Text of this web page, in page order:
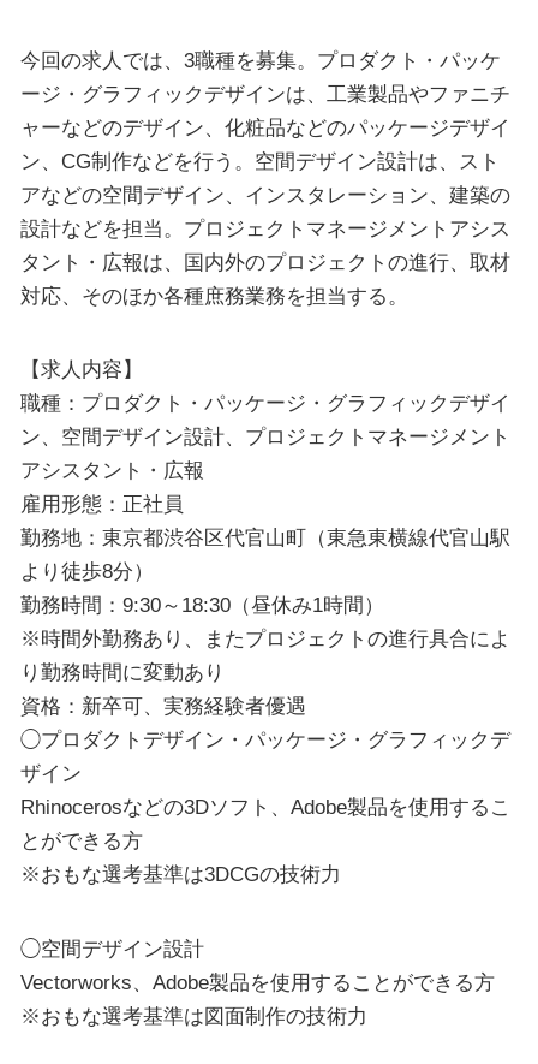
今回の求人では、3職種を募集。プロダクト・パッケ
ージ・グラフィックデザインは、工業製品やファニチ
ャーなどのデザイン、化粧品などのパッケージデザイ
ン、CG制作などを行う。空間デザイン設計は、スト
アなどの空間デザイン、インスタレーション、建築の
設計などを担当。プロジェクトマネージメントアシス
タント・広報は、国内外のプロジェクトの進行、取材
対応、そのほか各種庶務業務を担当する。
【求人内容】
職種：プロダクト・パッケージ・グラフィックデザイ
ン、空間デザイン設計、プロジェクトマネージメント
アシスタント・広報
雇用形態：正社員
勤務地：東京都渋谷区代官山町（東急東横線代官山駅
より徒歩8分）
勤務時間：9:30～18:30（昼休み1時間）
※時間外勤務あり、またプロジェクトの進行具合によ
り勤務時間に変動あり
資格：新卒可、実務経験者優遇
◯プロダクトデザイン・パッケージ・グラフィックデ
ザイン
Rhinocerosなどの3Dソフト、Adobe製品を使用するこ
とができる方
※おもな選考基準は3DCGの技術力
◯空間デザイン設計
Vectorworks、Adobe製品を使用することができる方
※おもな選考基準は図面制作の技術力